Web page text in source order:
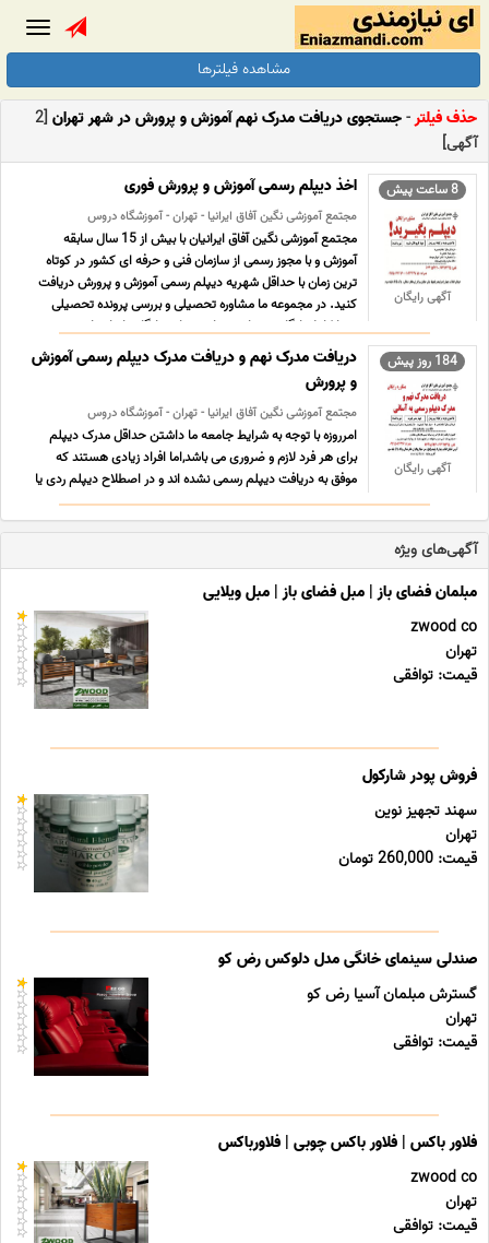
مشاهده فیلترها
حذف فیلتر-جستجوی دریافت مدرک نهم آموزش و پرورش در شهر تهران [2
آگهی]
8 ساعت پیش
آگهی رایگان
اخذ دیپلم رسمی آموزش و پرورش فوری
مجتمع آموزشی نگین آفاق ایرانیا - تهران - آموزشگاه دروس
مجتمع آموزشی نگین آفاق ایرانیان با بیش از 15 سال سابقه
آموزش و با مجوز رسمی از سازمان فنی و حرفه ای کشور در کوتاه
ترین زمان با حداقل شهریه دیپلم رسمی آموزش و پرورش دریافت
کنید. در مجموعه ما مشاوره تحصیلی و بررسی پرونده تحصیلی
شما کاملا رایگان می باشد. برای مشاوره رایگان با ما تما ... ...
184 روز پیش
آگهی رایگان
دریافت مدرک نهم و دریافت مدرک دیپلم رسمی آموزش
و پرورش
مجتمع آموزشی نگین آفاق ایرانیا - تهران - آموزشگاه دروس
امرروزه با توجه به شرایط جامعه ما داشتن حداقل مدرک دیپلم
برای هر فرد لازم و ضروری می باشد,اما افراد زیادی هستند که
موفق به دریافت دیپلم رسمی نشده اند و در اصطلاح دیپلم ردی یا
ترک تحصیلی می باشند,این افراد بدون در نظر گرفتن سال تولد و
آخرین مقطع تحصیلی امکان دریافت دیپلم رسمی آموز ... ...
آگهی‌های ویژه
مبلمان فضای باز | مبل فضای باز | مبل ویلایی
zwood co
تهران
قیمت: توافقی
فروش پودر شارکول
سهند تجهیز نوین
تهران
قیمت: 260,000 تومان
صندلی سینمای خانگی مدل دلوکس رض کو
گسترش مبلمان آسیا رض کو
تهران
قیمت: توافقی
فلاور باکس | فلاور باکس چوبی | فلاورباکس
zwood co
تهران
قیمت: توافقی